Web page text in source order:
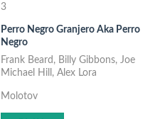
3
Perro Negro Granjero Aka Perro
Negro
Frank Beard, Billy Gibbons, Joe
Michael Hill, Alex Lora
Molotov